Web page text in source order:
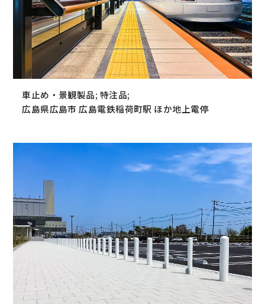
車止め・景観製品; 特注品;
広島県広島市 広島電鉄稲荷町駅 ほか地上電停